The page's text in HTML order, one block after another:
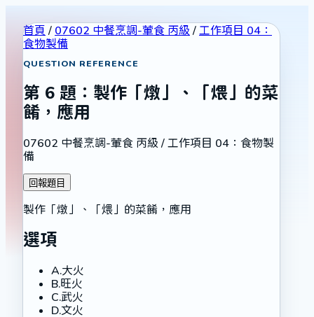
首頁 / 07602 中餐烹調-葷食 丙級 / 工作項目 04：
食物製備
QUESTION REFERENCE
第 6 題： 製作「燉」、「煨」的菜
餚，應用
07602 中餐烹調-葷食 丙級 / 工作項目 04：食物製
備
回報題目
製作「燉」、「煨」的菜餚，應用
選項
A.大火
B.旺火
C.武火
D.文火